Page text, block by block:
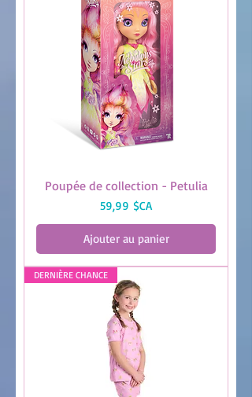
Poupée de collection - Petulia
Prix
59,99 $CA
Ajouter au panier
DERNIÈRE CHANCE